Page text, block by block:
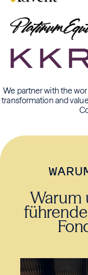
We partner with the
transformation and
Warum